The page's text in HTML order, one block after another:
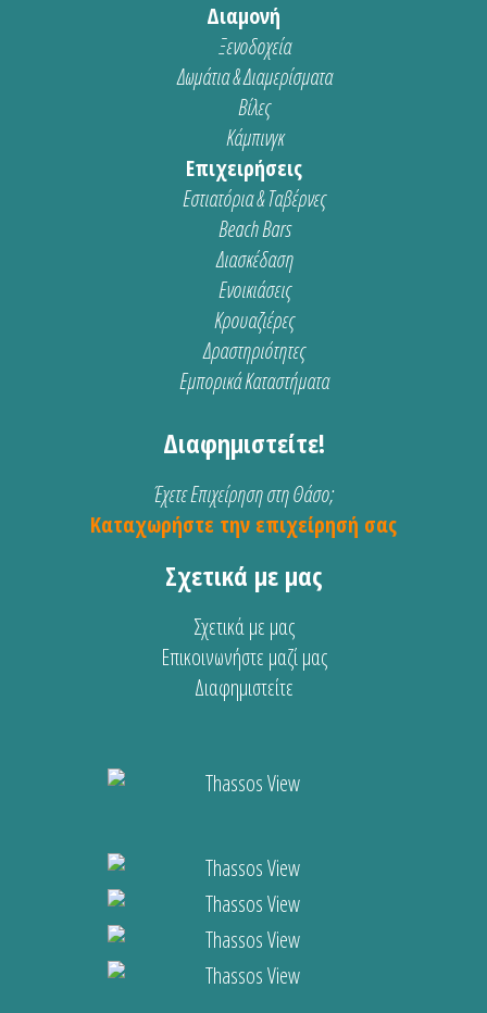
Διαμονή
Ξενοδοχεία
Δωμάτια & Διαμερίσματα
Βίλες
Κάμπινγκ
Επιχειρήσεις
Εστιατόρια & Ταβέρνες
Beach Bars
Διασκέδαση
Ενοικιάσεις
Κρουαζιέρες
Δραστηριότητες
Εμπορικά Καταστήματα
Διαφημιστείτε!
Έχετε Επιχείρηση στη Θάσο;
Καταχωρήστε την επιχείρησή σας
Σχετικά με μας
Σχετικά με μας
Επικοινωνήστε μαζί μας
Διαφημιστείτε